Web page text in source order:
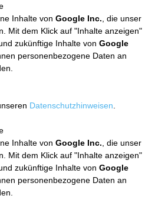
Inhalte von Google Inc. , die unser
Mit dem Klick auf "Inhalte anzeigen"
zukünftige Inhalte von Google
personenbezogene Daten an
Datenschutzhinweisen
Inhalte von Google Inc. , die unser
Mit dem Klick auf "Inhalte anzeigen"
zukünftige Inhalte von Google
personenbezogene Daten an